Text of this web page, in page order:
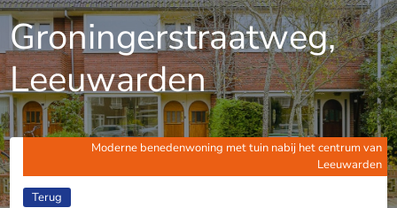
Groningerstraatweg,
Leeuwarden
Moderne benedenwoning met tuin nabij het centrum van
Leeuwarden
Terug